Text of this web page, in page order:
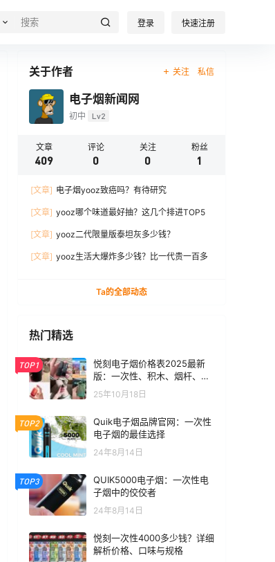
登录 快速注册
关于作者 关注 私信
电子烟新闻网
初中 Lv2
文章
409
评论
0
关注
0
粉丝
1
[文章] 电子烟yooz致癌吗？有待研究
[文章] yooz哪个味道最好抽？这几个排进TOP5
[文章] yooz二代限量版泰坦灰多少钱？
[文章] yooz生活大爆炸多少钱？比一代贵一百多
Ta的全部动态
热门精选
TOP1
悦刻电子烟价格表2025最新
版：一次性、积木、烟杆、烟
弹全价位汇总
25年10月18日
TOP2
Quik电子烟品牌官网：一次性
电子烟的最佳选择
24年8月14日
TOP3
QUIK5000电子烟：一次性电
子烟中的佼佼者
24年8月14日
悦刻一次性4000多少钱？详细
解析价格、口味与规格